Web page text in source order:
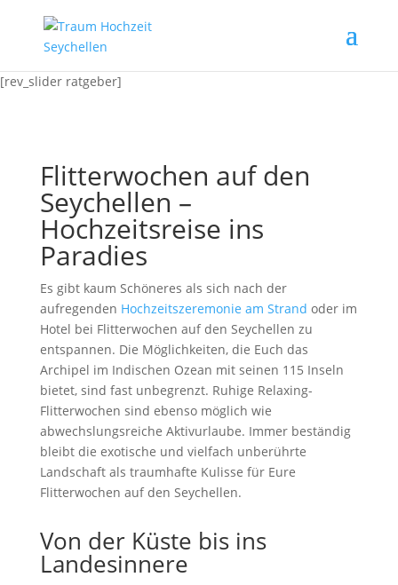
[rev_slider ratgeber]
Flitterwochen auf den
Seychellen –
Hochzeitsreise ins
Paradies
Es gibt kaum Schöneres als sich nach der
aufregenden Hochzeitszeremonie am Strand oder im
Hotel bei Flitterwochen auf den Seychellen zu
entspannen. Die Möglichkeiten, die Euch das
Archipel im Indischen Ozean mit seinen 115 Inseln
bietet, sind fast unbegrenzt. Ruhige Relaxing-
Flitterwochen sind ebenso möglich wie
abwechslungsreiche Aktivurlaube. Immer beständig
bleibt die exotische und vielfach unberührte
Landschaft als traumhafte Kulisse für Eure
Flitterwochen auf den Seychellen.
Von der Küste bis ins
Landesinnere